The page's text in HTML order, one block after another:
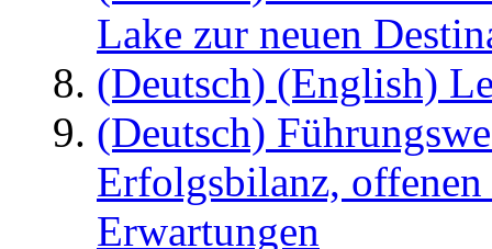
Lake zur neuen
(Deutsch) (English)
(Deutsch)
Erfolgsbilanz,
Erwartungen